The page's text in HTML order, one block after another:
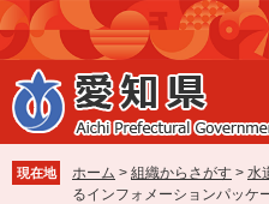
ペ
ー
ジ
の
先
で
す
メ
ニ
ュ
ー
を
ば
し
現在地 ホーム > 組織からさがす > 水
るインフォメーションパッケ